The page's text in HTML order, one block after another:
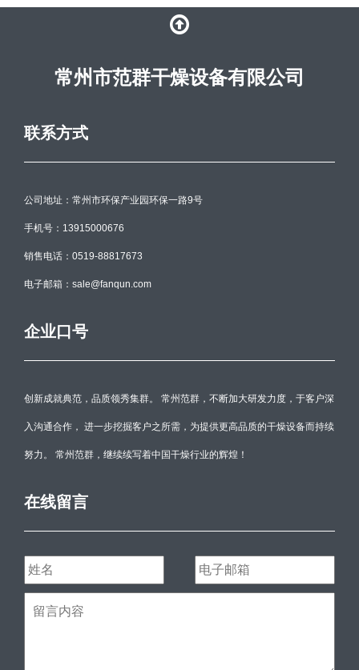
常州市范群干燥设备有限公司
联系方式
公司地址：常州市环保产业园环保一路9号
手机号：13915000676
销售电话：0519-88817673
电子邮箱：sale@fanqun.com
企业口号
创新成就典范，品质领秀集群。 常州范群，不断加大研发力度，于客户深
入沟通合作， 进一步挖掘客户之所需，为提供更高品质的干燥设备而持续
努力。 常州范群，继续续写着中国干燥行业的辉煌！
在线留言